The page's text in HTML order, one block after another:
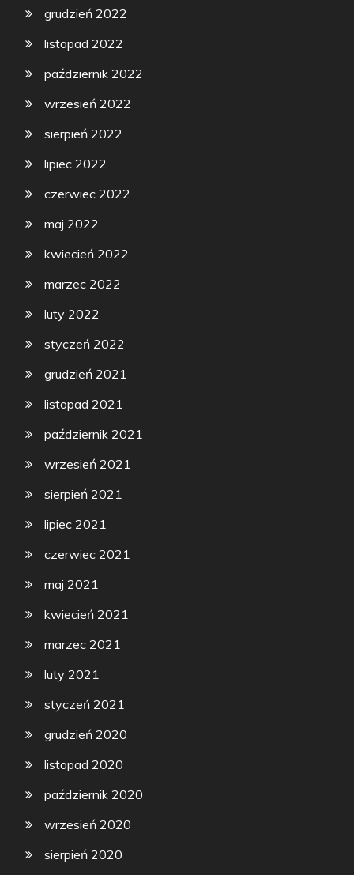
grudzień 2022
listopad 2022
październik 2022
wrzesień 2022
sierpień 2022
lipiec 2022
czerwiec 2022
maj 2022
kwiecień 2022
marzec 2022
luty 2022
styczeń 2022
grudzień 2021
listopad 2021
październik 2021
wrzesień 2021
sierpień 2021
lipiec 2021
czerwiec 2021
maj 2021
kwiecień 2021
marzec 2021
luty 2021
styczeń 2021
grudzień 2020
listopad 2020
październik 2020
wrzesień 2020
sierpień 2020